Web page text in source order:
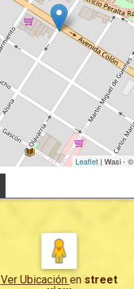
Leaflet | Wasi - ©
Ver Ubicación en street